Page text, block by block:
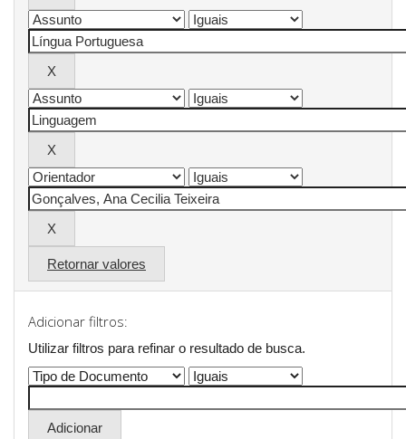
Retornar valores
Adicionar filtros:
Utilizar filtros para refinar o resultado de busca.